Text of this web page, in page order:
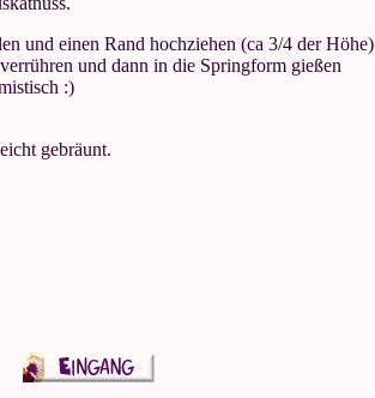
und einen Rand hochziehen (ca 3/4 der Höhe)
und dann in die Springform gießen
:)
gebräunt.